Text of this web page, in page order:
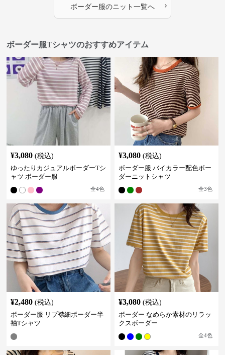
ボーダー服のニット 一覧へ ›
ボーダー服Tシャツのおすすめアイテム
¥3,080 (税込)
ゆったりカジュアルボーダーTシ
ャツ ボーダー服
全4色
¥3,080 (税込)
ボーダー服 バイカラー配色ボー
ダーニットシャツ
全3色
¥2,480 (税込)
ボーダー服 リブ襟細ボーダー半
袖Tシャツ
¥3,080 (税込)
ボーダー なめらか素材のリラッ
クスボーダー
全4色